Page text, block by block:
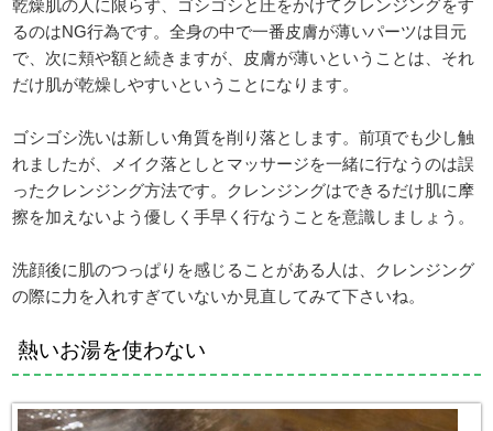
乾燥肌の人に限らず、ゴシゴシと圧をかけてクレンジングをす
るのはNG行為です。全身の中で一番皮膚が薄いパーツは目元
で、次に頬や額と続きますが、皮膚が薄いということは、それ
だけ肌が乾燥しやすいということになります。
ゴシゴシ洗いは新しい角質を削り落とします。前項でも少し触
れましたが、メイク落としとマッサージを一緒に行なうのは誤
ったクレンジング方法です。クレンジングはできるだけ肌に摩
擦を加えないよう優しく手早く行なうことを意識しましょう。
洗顔後に肌のつっぱりを感じることがある人は、クレンジング
の際に力を入れすぎていないか見直してみて下さいね。
熱いお湯を使わない